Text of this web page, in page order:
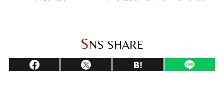
SNS SHARE